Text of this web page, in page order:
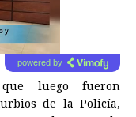
powered by
luego fueron
de la Policía,